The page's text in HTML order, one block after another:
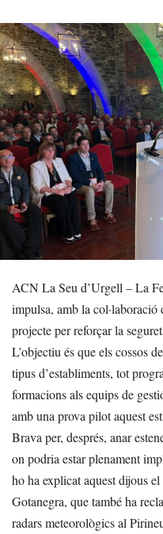
ACN La Seu d’Urgell – La
impulsa, amb la
projecte per reforçar la
L’objectiu és que els cossos
tipus d’establiments, tot
formacions als equips de
amb una prova pilot aquest
Brava per, després, anar
on podria estar plenament
ho ha explicat aquest dijous
Gotanegra, que també ha
radars meteorològics al